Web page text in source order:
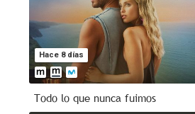
Hace 8 días
Todo lo que nunca fuimos